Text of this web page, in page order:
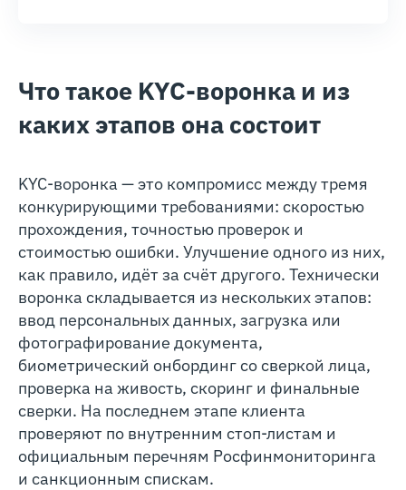
Что такое KYC-воронка и из
каких этапов она состоит
KYC-воронка — это компромисс между тремя
конкурирующими требованиями: скоростью
прохождения, точностью проверок и
стоимостью ошибки. Улучшение одного из них,
как правило, идёт за счёт другого. Технически
воронка складывается из нескольких этапов:
ввод персональных данных, загрузка или
фотографирование документа,
биометрический онбординг со сверкой лица,
проверка на живость, скоринг и финальные
сверки. На последнем этапе клиента
проверяют по внутренним стоп-листам и
официальным перечням Росфинмониторинга
и санкционным спискам.